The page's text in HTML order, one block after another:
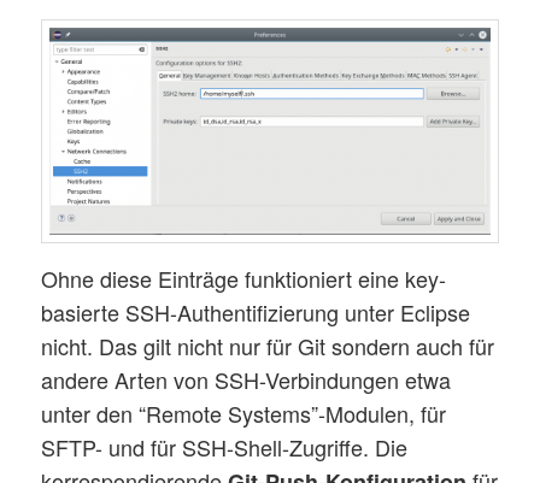
Ohne diese Einträge funktioniert eine key-
basierte SSH-Authentifizierung unter Eclipse
nicht. Das gilt nicht nur für Git sondern auch für
andere Arten von SSH-Verbindungen etwa
unter den “Remote Systems”-Modulen, für
SFTP- und für SSH-Shell-Zugriffe. Die